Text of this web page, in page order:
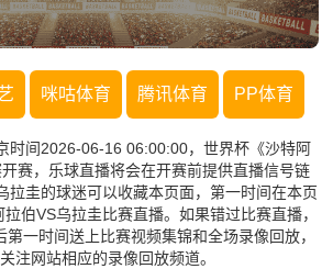
咪咕体育 腾讯体育 PP体育
间2026-06-16 06:00:00，世界杯《沙特阿
赛，乐球直播将会在开赛前提供直播信号链
拉圭的球迷可以收藏本页面，第一时间在本页
伯VS乌拉圭比赛直播。如果错过比赛直播，
一时间送上比赛视频集锦和全场录像回放，
注网站相应的录像回放频道。